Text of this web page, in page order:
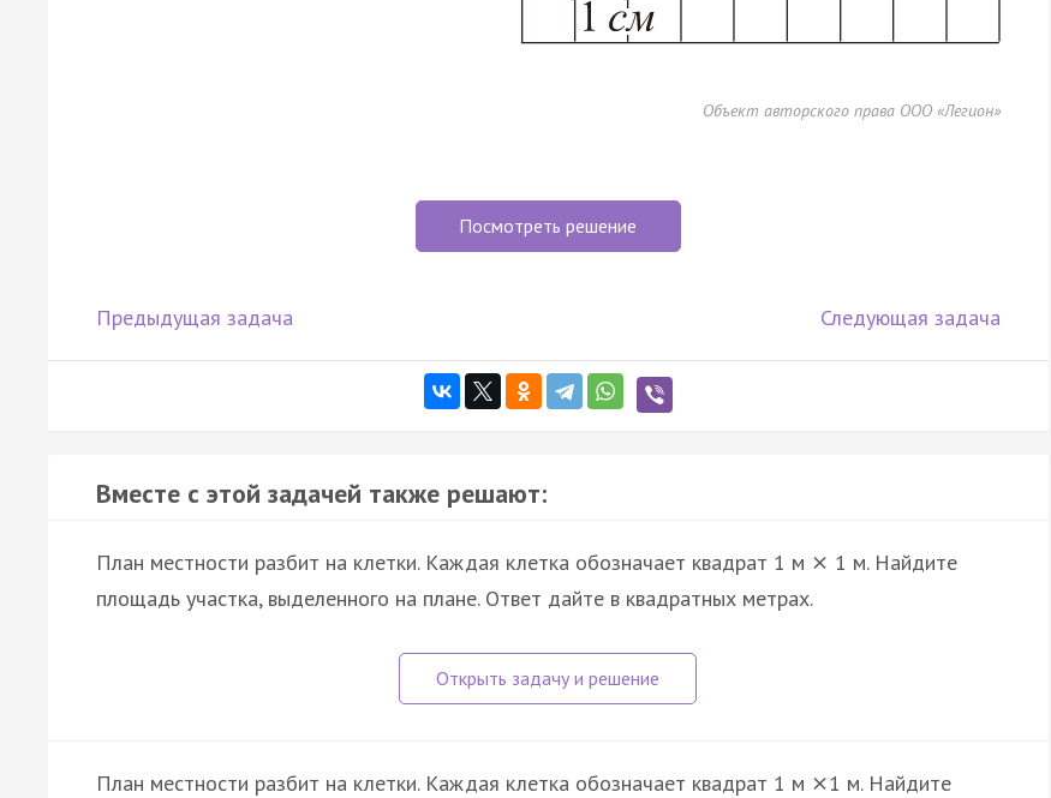
Объект авторского права ООО «Легион»
Посмотреть решение
Предыдущая задача Следующая задача
Вместе с этой задачей также решают:
План местности разбит на клетки. Каждая клетка обозначает квадрат 1 м × 1 м. Найдите
площадь участка, выделенного на плане. Ответ дайте в квадратных метрах.
План местности разбит на клетки. Каждая клетка обозначает квадрат 1 м ×1 м. Найдите